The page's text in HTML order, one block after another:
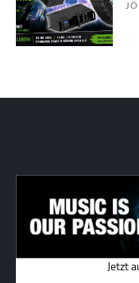
Jetzt